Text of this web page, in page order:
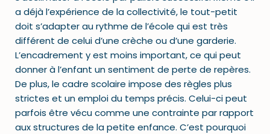
a déjà l’expérience de la collectivité, le tout-petit
doit s’adapter au rythme de l’école qui est très
différent de celui d’une crèche ou d’une garderie.
L’encadrement y est moins important, ce qui peut
donner à l’enfant un sentiment de perte de repères.
De plus, le cadre scolaire impose des règles plus
strictes et un emploi du temps précis. Celui-ci peut
parfois être vécu comme une contrainte par rapport
aux structures de la petite enfance. C’est pourquoi